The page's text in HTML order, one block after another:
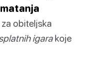
obiteljska
igarakoje